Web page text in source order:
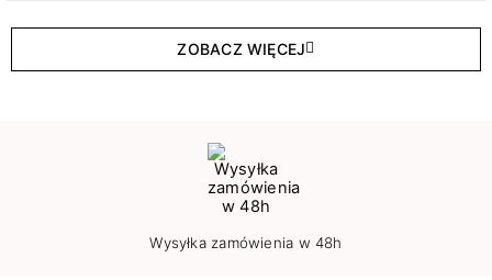
ZOBACZ WIĘCEJ
Wysyłka zamówienia w 48h